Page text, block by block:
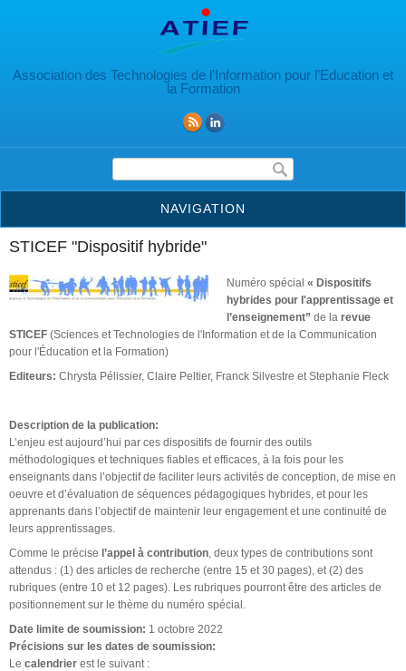
Association des Technologies de l’Information pour l’Education et
la Formation
Formulaire de recherche
NAVIGATION
STICEF "Dispositif hybride"
Numéro spécial « Dispositifs
hybrides pour l'apprentissage et
l’enseignement” de la revue
STICEF (Sciences et Technologies de l'Information et de la Communication
pour l'Éducation et la Formation)
Editeurs: Chrysta Pélissier, Claire Peltier, Franck Silvestre et Stephanie Fleck
Description de la publication:
L’enjeu est aujourd’hui par ces dispositifs de fournir des outils
méthodologiques et techniques fiables et efficaces, à la fois pour les
enseignants dans l’objectif de faciliter leurs activités de conception, de mise en
oeuvre et d’évaluation de séquences pédagogiques hybrides, et pour les
apprenants dans l’objectif de maintenir leur engagement et une continuité de
leurs apprentissages.
Comme le précise l’appel à contribution, deux types de contributions sont
attendus : (1) des articles de recherche (entre 15 et 30 pages), et (2) des
rubriques (entre 10 et 12 pages). Les rubriques pourront être des articles de
positionnement sur le thème du numéro spécial.
Date limite de soumission: 1 octobre 2022
Précisions sur les dates de soumission:
Le calendrier est le suivant :